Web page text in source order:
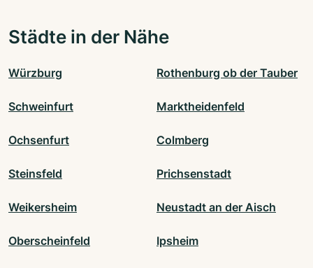
Städte in der Nähe
Würzburg Rothenburg ob der Tauber
Schweinfurt Marktheidenfeld
Ochsenfurt Colmberg
Steinsfeld Prichsenstadt
Weikersheim Neustadt an der Aisch
Oberscheinfeld Ipsheim